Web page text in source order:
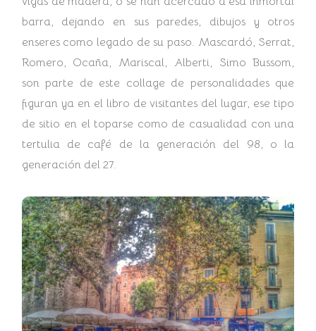
barra, dejando en sus paredes, dibujos y otros
enseres como legado de su paso. Mascardó, Serrat,
Romero, Ocaña, Mariscal, Alberti, Simo Bussom,
son parte de este collage de personalidades que
figuran ya en el libro de visitantes del lugar, ese tipo
de sitio en el toparse como de casualidad con una
tertulia de café de la generación del 98, o la
generación del 27.